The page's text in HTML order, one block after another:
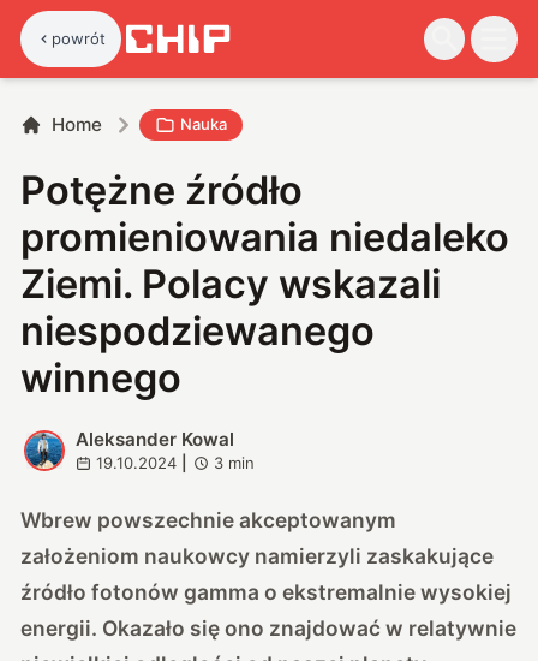
powrót
Home Nauka
Potężne źródło
promieniowania niedaleko
Ziemi. Polacy wskazali
niespodziewanego
winnego
A
Aleksander Kowal
19.10.2024 3 min
Wbrew powszechnie akceptowanym
założeniom naukowcy namierzyli zaskakujące
źródło fotonów gamma o ekstremalnie wysokiej
energii. Okazało się ono znajdować w relatywnie